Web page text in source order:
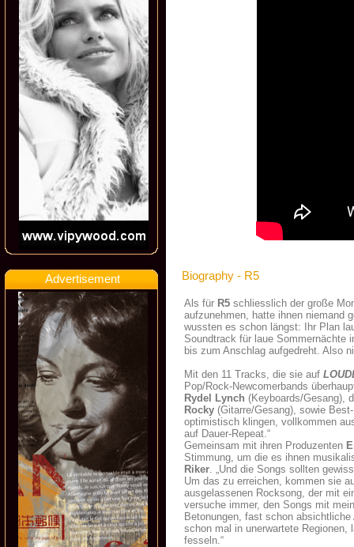
Advertisement Biography - R5
Als für R5 schliesslich der große
aufzunehmen, hatte ihnen niemand
wussten es schon längst: Ihr Plan
Soundtrack für laue Sommernächte
bis zum Anschlag aufgedreht. Also
Mit den 11 Tracks, die sie auf
Pop/Rock-Newcomerbands
Rydel Lynch (Keyboards/Gesang),
Rocky (Gitarre/Gesang), sowie
optimistisch klingen, vollkommen
auf Dauer-Repeat.“
Gemeinsam mit ihren Produzenten
Stimmung, um die es ihnen
Riker. „Und die Songs sollten
Um das zu erreichen, kommen sie
ausgelassenen Rocksong, der mit
versuche immer, den Songs mit
Betonungen, fast schon
schon mal in unerwartete
fesseln.“